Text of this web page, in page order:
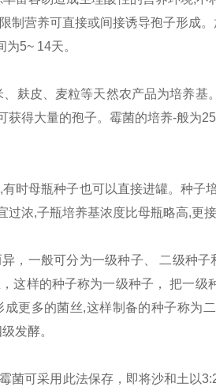
制营养可直接或间接诱导孢子形成
为5~ 14天。
麸皮、麦粒等天然农产品为培养
获得大量的孢子。霉菌的培养-般为25
,有时母瓶种子也可以直接进罐。种子
过浓,子瓶培养基浓度比母瓶略高,更
，一般可分为一级种子、 二级种子
这样的种子称为一级种子， 把一
成更多的菌丝,这样制备的种子称为
发酵。
菌可采用此法保存， 即将沙和土以